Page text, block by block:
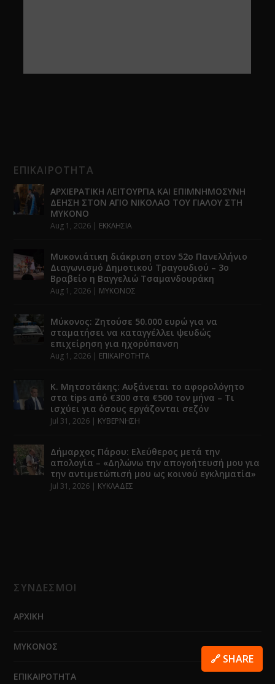
ΕΠΙΚΑΙΡΟΤΗΤΑ
ΑΡΧΙΕΡΑΤΙΚΗ ΛΕΙΤΟΥΡΓΙΑ ΚΑΙ ΕΠΙΜΝΗΜΟΣΥΝΗ
ΔΕΗΣΗ ΣΤΟΝ ΑΓΙΟ ΝΙΚΟΛΑΟ ΤΟΥ ΓΙΑΛΟΥ ΣΤΗ
ΜΥΚΟΝΟ
Aug 1, 2026 | ΕΚΚΛΗΣΙΑ
Μυκονιάτικη διάκριση στον 52ο Πανελλήνιο
Διαγωνισμό Δημοτικού Τραγουδιού – 3ο
Βραβείο η Βαγγελιώ Τσαμανδουράκη
Aug 1, 2026 | ΜΥΚΟΝΟΣ
Μύκονος: Ζητούσε 50.000 ευρώ για να
σταματήσει να καταγγέλλει ψευδώς
επιχείρηση για ηχορύπανση
Aug 1, 2026 | ΕΠΙΚΑΙΡΟΤΗΤΑ
Κ. Μητσοτάκης: Αυξάνεται το αφορολόγητο
στα tips από €300 στα €500 τον μήνα – Τι
ισχύει για όσους εργάζονται σεζόν
Jul 31, 2026 | ΚΥΒΕΡΝΗΣΗ
Δήμαρχος Πάρου: Ελεύθερος μετά την
απολογία – «Δηλώνω την απογοήτευσή μου για
την αντιμετώπισή μου ως κοινού εγκληματία»
Jul 31, 2026 | ΚΥΚΛΑΔΕΣ
ΣΥΝΔΕΣΜΟΙ
ΑΡΧΙΚΗ
ΜΥΚΟΝΟΣ
ΕΠΙΚΑΙΡΟΤΗΤΑ
🔗 SHARE